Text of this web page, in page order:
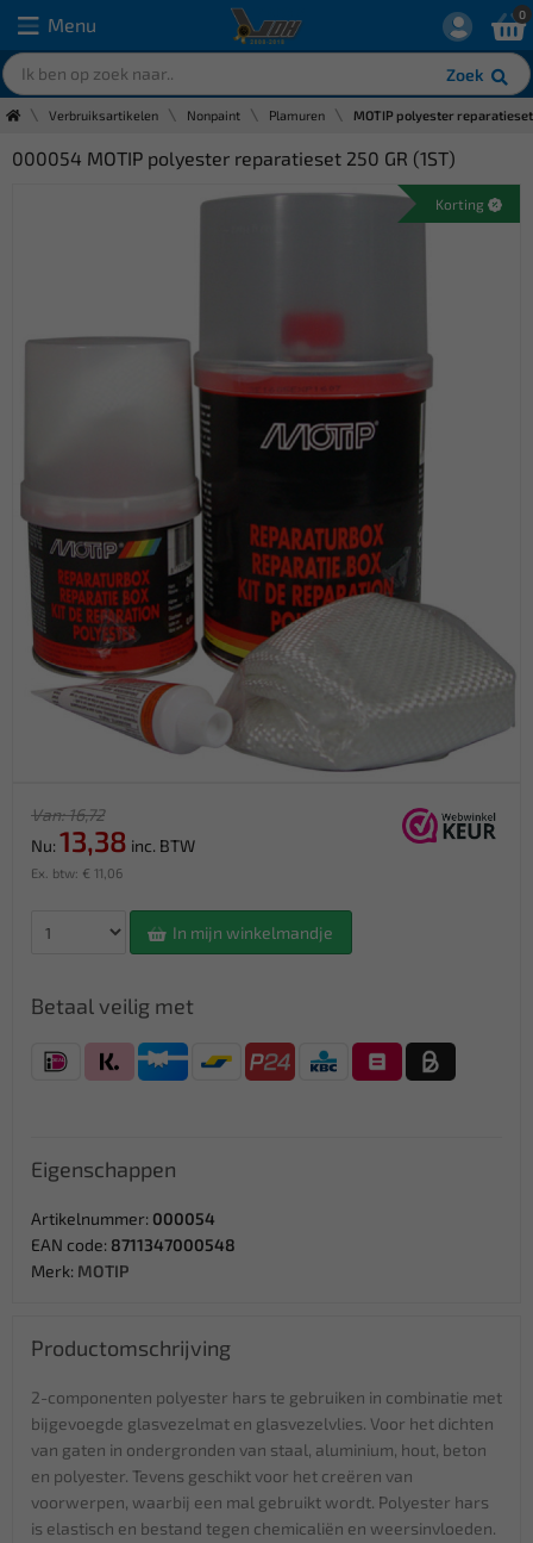
Menu
Zoek
0
Verbruiksartikelen Nonpaint Plamuren MOTIP polyester reparatieset
000054 MOTIP polyester reparatieset 250 GR (1ST)
Korting
Van: 16,72
Nu: 13,38 inc. BTW
Ex. btw: € 11,06
In mijn winkelmandje
Betaal veilig met
Eigenschappen
Artikelnummer: 000054
EAN code: 8711347000548
Merk: MOTIP
Productomschrijving
2-componenten polyester hars te gebruiken in combinatie met
bijgevoegde glasvezelmat en glasvezelvlies. Voor het dichten
van gaten in ondergronden van staal, aluminium, hout, beton
en polyester. Tevens geschikt voor het creëren van
voorwerpen, waarbij een mal gebruikt wordt. Polyester hars
is elastisch en bestand tegen chemicaliën en weersinvloeden.